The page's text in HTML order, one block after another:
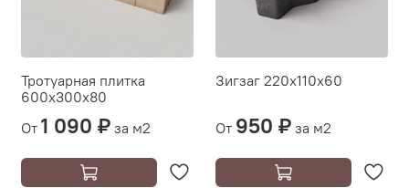
Тротуарная плитка
600х300х80
От 1 090 ₽ за м2
Зигзаг 220х110х60
От 950 ₽ за м2